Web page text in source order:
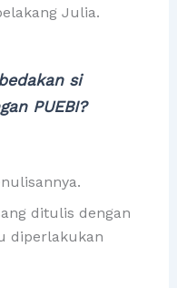
Julia.
si
PUEBI?
ditulis dengan
diperlakukan